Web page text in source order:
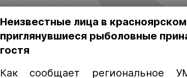
Неизвестные лица в
приглянувшиеся рыболовные
гостя
Как сообщает региональное